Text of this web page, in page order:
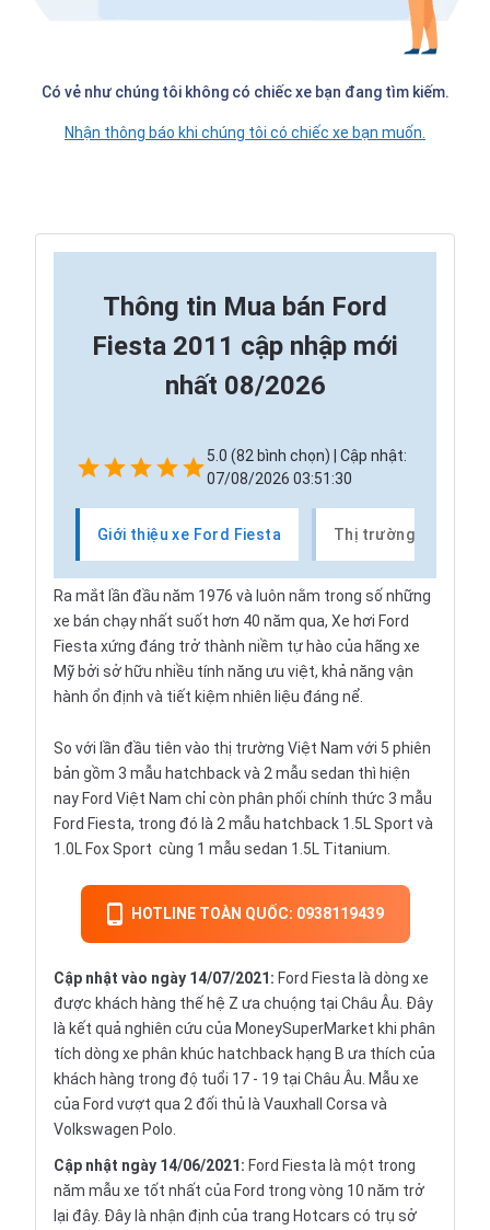
Có vẻ như chúng tôi không có chiếc xe bạn đang tìm kiếm.
Nhận thông báo khi chúng tôi có chiếc xe bạn muốn.
Thông tin Mua bán Ford
Fiesta 2011 cập nhập mới
nhất 08/2026
5.0 (82 bình chọn) | Cập nhật:
07/08/2026 03:51:30
Giới thiệu xe Ford Fiesta Thị trường xe Ford
Ra mắt lần đầu năm 1976 và luôn nằm trong số những
xe bán chạy nhất suốt hơn 40 năm qua, Xe hơi Ford
Fiesta xứng đáng trở thành niềm tự hào của hãng xe
Mỹ bởi sở hữu nhiều tính năng ưu việt, khả năng vận
hành ổn định và tiết kiệm nhiên liệu đáng nể.
So với lần đầu tiên vào thị trường Việt Nam với 5 phiên
bản gồm 3 mẫu hatchback và 2 mẫu sedan thì hiện
nay Ford Việt Nam chỉ còn phân phối chính thức 3 mẫu
Ford Fiesta, trong đó là 2 mẫu hatchback 1.5L Sport và
1.0L Fox Sport  cùng 1 mẫu sedan 1.5L Titanium.
HOTLINE TOÀN QUỐC: 0938119439
Cập nhật vào ngày 14/07/2021: Ford Fiesta là dòng xe
được khách hàng thế hệ Z ưa chuộng tại Châu Âu. Đây
là kết quả nghiên cứu của MoneySuperMarket khi phân
tích dòng xe phân khúc hatchback hạng B ưa thích của
khách hàng trong độ tuổi 17 - 19 tại Châu Âu. Mẫu xe
của Ford vượt qua 2 đối thủ là Vauxhall Corsa và
Volkswagen Polo.
Cập nhật ngày 14/06/2021: Ford Fiesta là một trong
năm mẫu xe tốt nhất của Ford trong vòng 10 năm trở
lại đây. Đây là nhận định của trang Hotcars có trụ sở